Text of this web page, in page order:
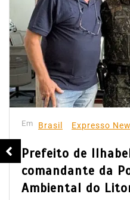
Em Brasil Expresso
Prefeito de
comandante da
Ambiental do